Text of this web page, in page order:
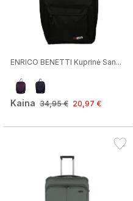
ENRICO BENETTI Kuprinė San...
Kaina 34,95 € 20,97 €